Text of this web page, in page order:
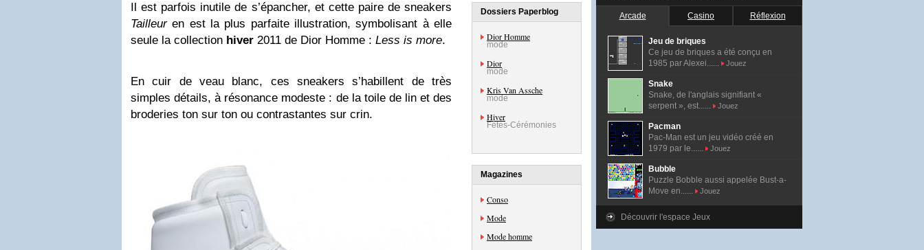
Il est parfois inutile de s’épancher, et cette paire de sneakers
Tailleuren est la plus parfaite illustration, symbolisant à elle
seule la collection hiver 2011 de Dior Homme : Less is more.
En cuir de veau blanc, ces sneakers s’habillent de très
simples détails, à résonance modeste : de la toile de lin et des
broderies ton sur ton ou contrastantes sur crin.
Dossiers Paperblog
Dior Homme
mode
Dior
mode
Kris Van Assche
mode
Hiver
Fêtes-Cérémonies
Magazines
Conso
Mode
Mode homme
Arcade Casino Réflexion
Jeu de briques
Ce jeu de briques a été conçu en
1985 par Alexei......
Jouez
Snake
Snake, de l'anglais signifiant «
serpent », est......
Jouez
Pacman
Pac-Man est un jeu vidéo créé en
1979 par le......
Jouez
Bubble
Puzzle Bobble aussi appelée Bust-a-
Move en......
Jouez
Découvrir l'espace Jeux